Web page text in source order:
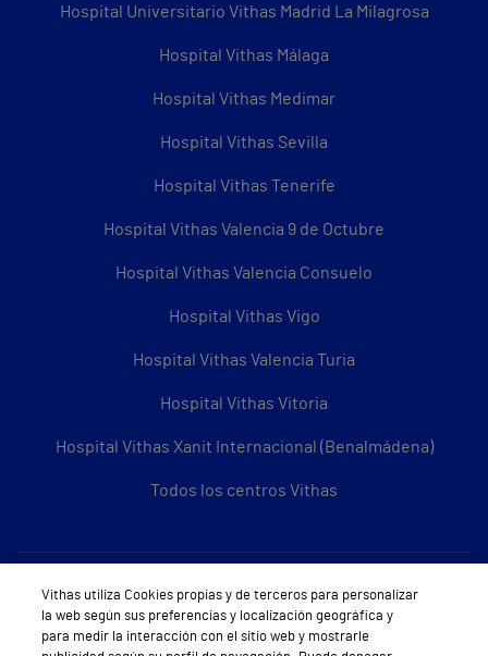
Hospital Universitario Vithas Madrid La Milagrosa
Hospital Vithas Málaga
Hospital Vithas Medimar
Hospital Vithas Sevilla
Hospital Vithas Tenerife
Hospital Vithas Valencia 9 de Octubre
Hospital Vithas Valencia Consuelo
Hospital Vithas Vigo
Hospital Vithas Valencia Turia
Hospital Vithas Vitoria
Hospital Vithas Xanit Internacional (Benalmádena)
Todos los centros Vithas
Sobre Vithas
Quiénes somos
Vithas utiliza Cookies propias y de terceros para personalizar
la web según sus preferencias y localización geográfica y
para medir la interacción con el sitio web y mostrarle